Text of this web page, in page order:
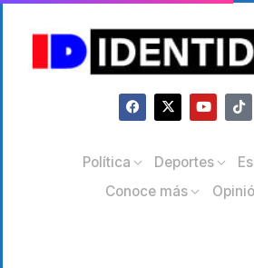
Política Deportes
Conoce más